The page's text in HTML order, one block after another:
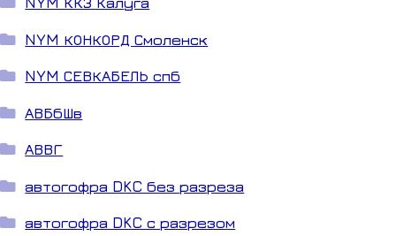
NYM КОНКОРД Смоленск
NYM СЕВКАБЕЛЬ спб
АВБбШв
АВВГ
автогофра DKC без разреза
автогофра DKC с разрезом